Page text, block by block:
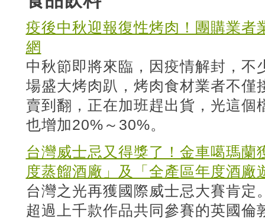
疫後中秋迎報復性烤肉！團購業者
網
中秋節即將來臨，因疫情解封，不
場盛大烤肉趴，烤肉食材業者不僅
賣到翻，正在加班趕出貨，光這個
也增加20%～30%。
台灣威士忌又得獎了！金車噶瑪
度蒸餾酒廠」及「全產區年度酒廠
台灣之光再獲國際威士忌大賽肯定
超過上千款作品共同參賽的英國倫